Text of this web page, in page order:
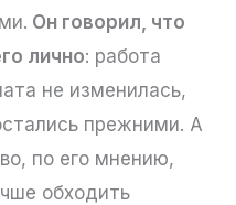
Он говорил, что
лично: работа
не изменилась,
прежними. А
по его мнению,
обходить